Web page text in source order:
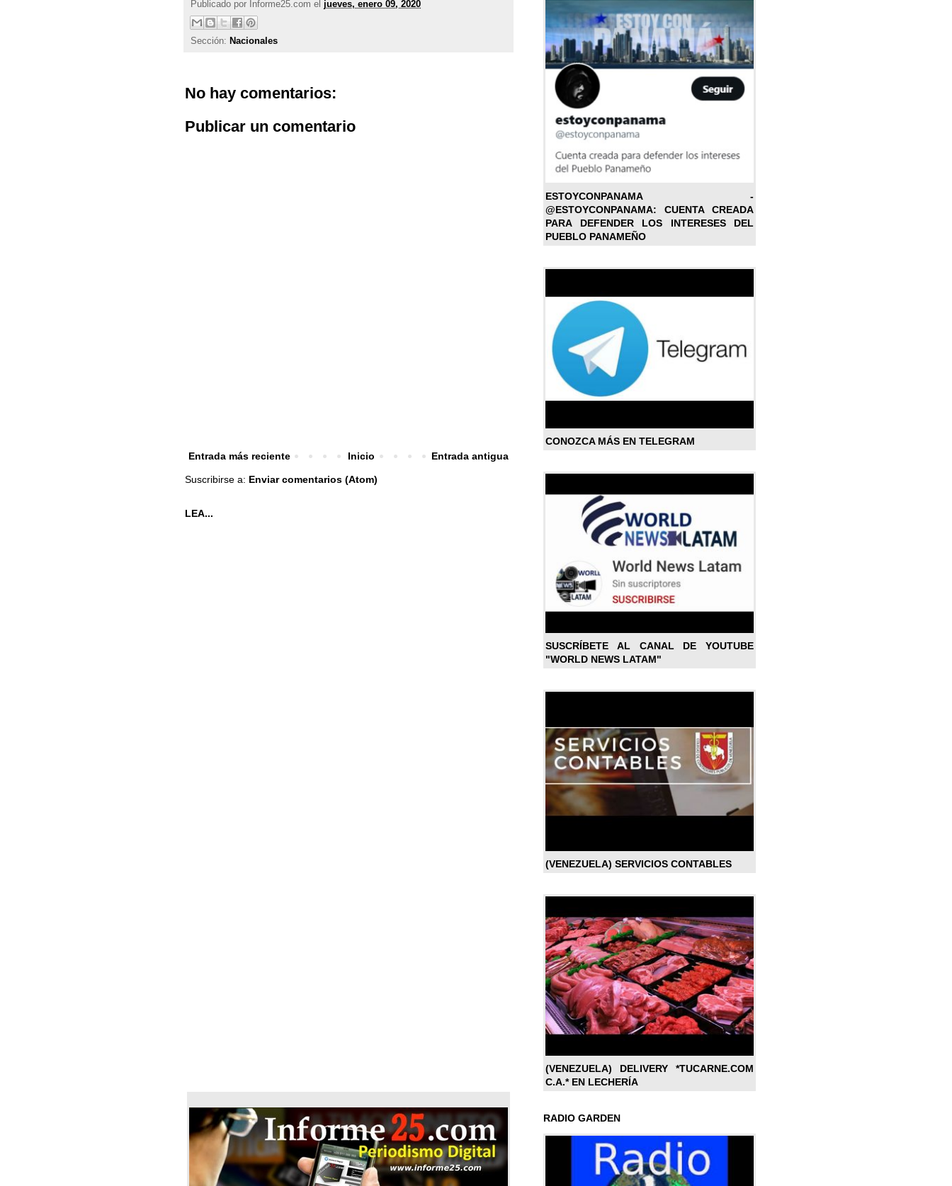
Publicado por Informe25.com el jueves, enero 09, 2020
Sección: Nacionales
No hay comentarios:
Publicar un comentario
Entrada más reciente Entrada antigua
Inicio
Suscribirse a: Enviar comentarios (Atom)
LEA...
ESTOYCONPANAMA -
@ESTOYCONPANAMA: CUENTA CREADA
PARA DEFENDER LOS INTERESES DEL
PUEBLO PANAMEÑO
CONOZCA MÁS EN TELEGRAM
SUSCRÍBETE AL CANAL DE YOUTUBE
"WORLD NEWS LATAM"
(VENEZUELA) SERVICIOS CONTABLES
(VENEZUELA) DELIVERY *TUCARNE.COM
C.A.* EN LECHERÍA
RADIO GARDEN